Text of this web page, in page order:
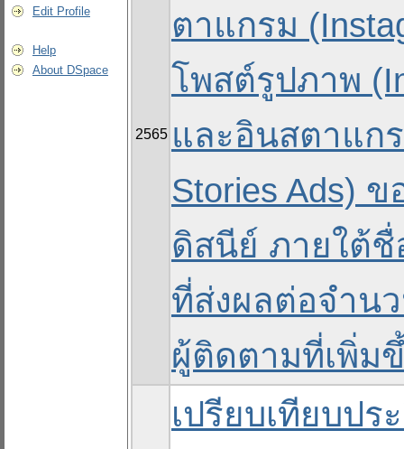
Edit Profile
Help
About DSpace
2565
ตาแกรม
โพสต์รูปภาพ
และอินสตาแก
Stories Ads)
ดิสนีย์ ภายใต้ชื่
ที่ส่งผลต่อจำน
ผู้ติดตามที่เพิ่ม
เปรียบเทียบป